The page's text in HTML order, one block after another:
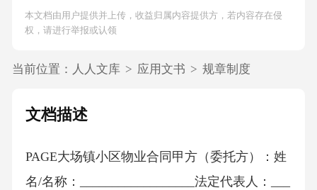
本文档由用户提供并上传，收益归属内容提供方，若内容存在侵
权，请进行举报或认领
当前位置： 人人文库 > 应用文书 > 规章制度
文档描述
PAGE大场镇小区物业合同甲方（委托方）：姓
名/名称：__________________法定代表人：___